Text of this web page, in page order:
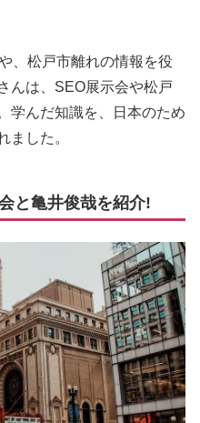
、松戸市離れの情報を役
んは、SEO展示会や松戸
学んだ知識を、日本のため
ました。
と亀井俊哉を紹介!